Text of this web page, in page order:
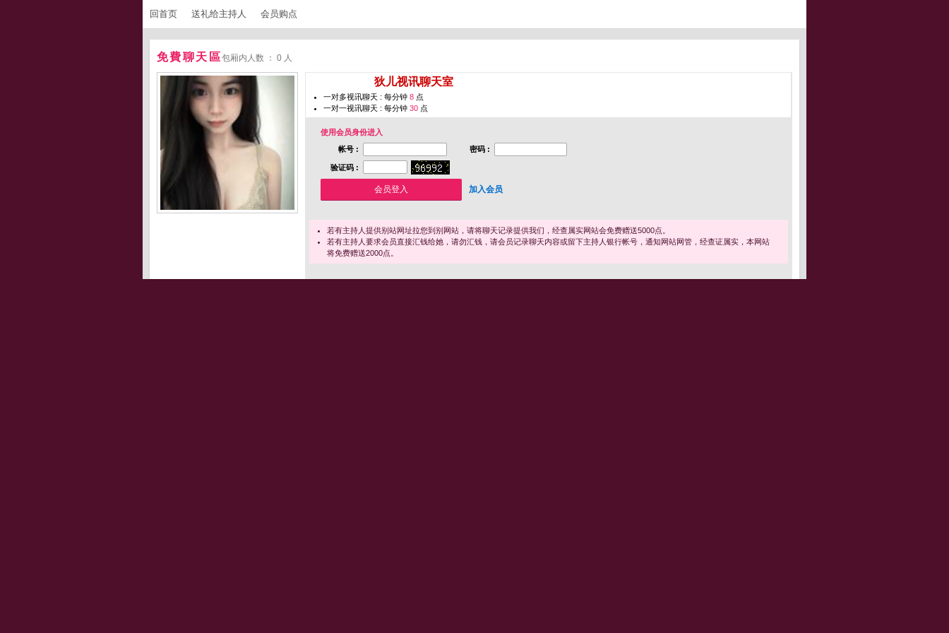
回首页 送礼给主持人 会员购点
免費聊天區包厢内人数 ： 0 人
狄儿视讯聊天室
一对多视讯聊天 : 每分钟 8 点
一对一视讯聊天 : 每分钟 30 点
使用会员身份进入
帐号 :
密码 :
验证码 :
加入会员
若有主持人提供别站网址拉您到别网站，请将聊天记录提供我们，经查属实网站会免费赠送5000点。
若有主持人要求会员直接汇钱给她，请勿汇钱，请会员记录聊天内容或留下主持人银行帐号，通知网站网管，经查证属实，本网站
将免费赠送2000点。